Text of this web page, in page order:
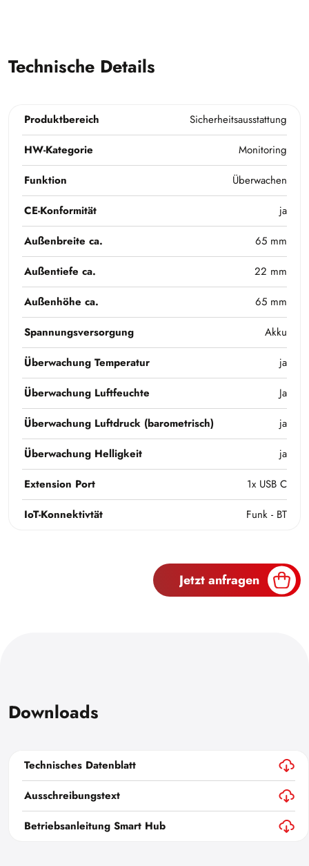
Technische Details
Produktbereich
Sicherheitsausstattung
HW-Kategorie
Monitoring
Funktion
Überwachen
CE-Konformität
ja
Außenbreite ca.
65 mm
Außentiefe ca.
22 mm
Außenhöhe ca.
65 mm
Spannungsversorgung
Akku
Überwachung Temperatur
ja
Überwachung Luftfeuchte
Ja
Überwachung Luftdruck (barometrisch)
ja
Überwachung Helligkeit
ja
Extension Port
1x USB C
IoT-Konnektivtät
Funk - BT
Jetzt anfragen
Downloads
Technisches Datenblatt
Ausschreibungstext
Betriebsanleitung Smart Hub